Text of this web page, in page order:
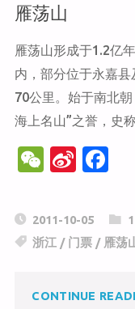
雁荡山
雁荡山形成于1.2亿
内，部分位于永嘉
70公里。始于南北朝
海上名山”之誉，史
W
C
h
Si
a
W
b
F
c
e
o
2011-10-05
浙江 / 门票 / 雁荡
CONTINUE